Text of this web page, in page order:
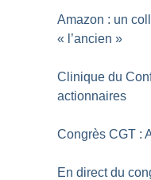
Amazon : un
« l’ancien »
Clinique du
actionnaires
Congrès CGT :
En direct du